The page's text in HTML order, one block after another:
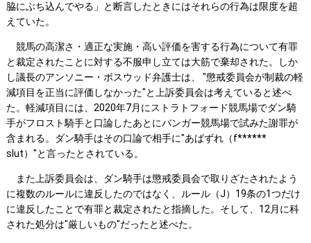
脇にぶち込んでやる」と断言したときにはそれらの行為は限度を超
えていた。
競馬の高潔さ・適正な実施・高い評価を害する行為について有罪
と裁定されたことに対する不服申し立ては大筋で棄却された。しか
し議長のアンソニー・ボスウッド弁護士は、 "懲戒委員会が制裁の軽
減項目を正当に評価しなかった"と上訴委員会は考えていると述べ
た。軽減項目には、2020年7月にストラトフォード競馬場でダン騎
手がフロスト騎手と口論したあとにバンガー競馬場で試みた謝罪が
含まれる。ダン騎手はその口論で相手に"あばずれ（f******
slut）"と言ったとされている。
また上訴委員会は、ダン騎手は懲戒委員会で取りざたされたよう
に複数のルールに違反したのではなく、ルール（J）19条の1つだけ
に違反したことで有罪と裁定されたと指摘した。そして、12月に科
された処分は"厳しいもの"だったと述べた。